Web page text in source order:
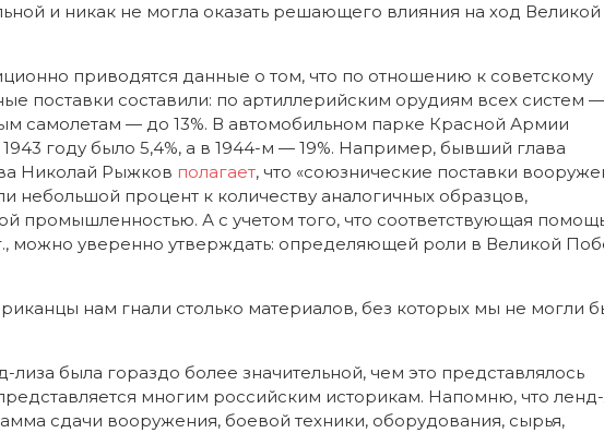
и никак не могла оказать решающего влияния на ход Великой
приводятся данные о том, что по отношению к советскому
поставки составили: по артиллерийским орудиям всех систем —
самолетам — до 13%. В автомобильном парке Красной Армии
году было 5,4%, а в 1944-м — 19%. Например, бывший глава
Николай Рыжков полагает, что «союзнические поставки
небольшой процент к количеству аналогичных образцов,
промышленностью. А с учетом того, что соответствующая
можно уверенно утверждать: определяющей роли в Великой
нам гнали столько материалов, без которых мы не могли
была гораздо более значительной, чем это представлялось
многим российским историкам. Напомню, что
сдачи вооружения, боевой техники, оборудования, сырья,